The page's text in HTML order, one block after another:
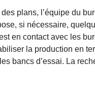
plans, l’équipe du
si nécessaire,
en contact avec les
la production en
les bancs d’essai. La